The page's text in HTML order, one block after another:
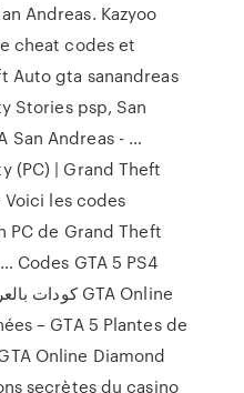
Andreas. Kazyoo
cheat codes et
Auto gta sanandreas
Stories psp, San
San Andreas - …
(PC) | Grand Theft
Voici les codes
PC de Grand Theft
Codes GTA 5 PS4
– GTA 5 Plantes de
Online Diamond
secrètes du casino